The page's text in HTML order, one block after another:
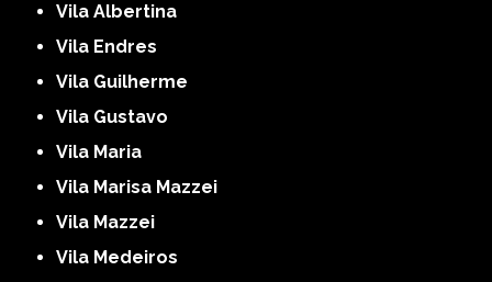
Vila Albertina
Vila Endres
Vila Guilherme
Vila Gustavo
Vila Maria
Vila Marisa Mazzei
Vila Mazzei
Vila Medeiros